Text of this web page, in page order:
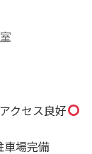
クセス良好
車場完備